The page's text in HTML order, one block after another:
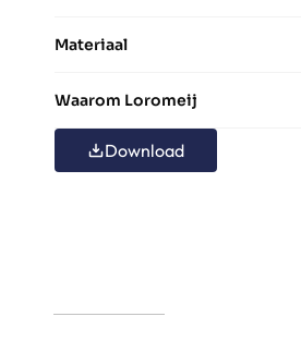
Materiaal
Waarom Loromeij
Download